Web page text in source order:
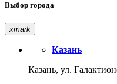
Выбор города
xmark
Казань
Казань, ул.